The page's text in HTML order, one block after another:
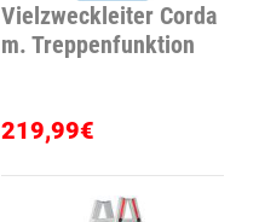
Vielzweckleiter Corda
m. Treppenfunktion
219,99€